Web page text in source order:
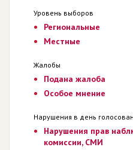
Уровень выборов
Региональные
Местные
Жалобы
Подана жалоба
Особое мнение
Нарушения в день
Нарушения прав
комиссии, СМИ